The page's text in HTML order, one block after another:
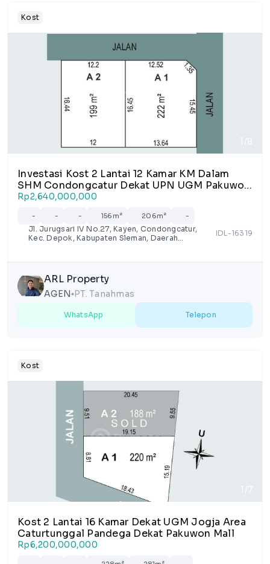
Kost
1/8
Investasi Kost 2 Lantai 12 Kamar KM Dalam
SHM Condongcatur Dekat UPN UGM Pakuwon
Mall Ringroad Utara
Rp2,640,000,000
- - - 156m² 206m² -
Jl. Jurugsari IV No.27, Kayen, Condongcatur,
Kec. Depok, Kabupaten Sleman, Daerah
IDL-16319
ARL Property
AGEN lens PT. Tanahmas
WhatsApp Telepon
Kost
1/7
Kost 2 Lantai 16 Kamar Dekat UGM Jogja Area
Caturtunggal Pandega Dekat Pakuwon Mall
Rp6,200,000,000